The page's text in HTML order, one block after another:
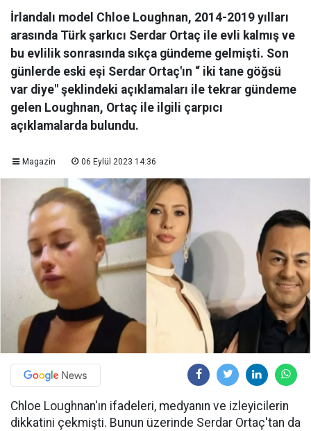
İrlandalı model Chloe Loughnan, 2014-2019 yılları
arasında Türk şarkıcı Serdar Ortaç ile evli kalmış ve
bu evlilik sonrasında sıkça gündeme gelmişti. Son
günlerde eski eşi Serdar Ortaç'ın “ iki tane göğsü
var diye" şeklindeki açıklamaları ile tekrar gündeme
gelen Loughnan, Ortaç ile ilgili çarpıcı
açıklamalarda bulundu.
Magazin 06 Eylül 2023 14:36
Chloe Loughnan'ın ifadeleri, medyanın ve izleyicilerin
dikkatini çekmişti. Bunun üzerinde Serdar Ortaç'tan da